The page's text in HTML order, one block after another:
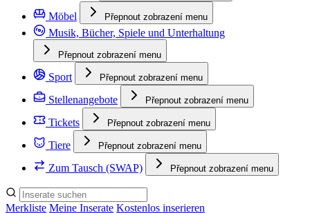
Möbel Přepnout zobrazení menu
Musik, Bücher, Spiele und Unterhaltung
Přepnout zobrazení menu
Sport Přepnout zobrazení menu
Stellenangebote Přepnout zobrazení menu
Tickets Přepnout zobrazení menu
Tiere Přepnout zobrazení menu
Zum Tausch (SWAP) Přepnout zobrazení menu
Merkliste Meine Inserate Kostenlos inserieren